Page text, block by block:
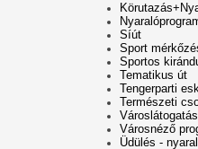
Síút
Sport
Sportos
Tematikus út
Tengerparti
Természeti
Városlátogatás
Városnéző
Üdülés -